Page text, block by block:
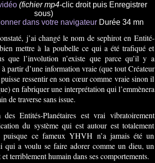
(fichier mp4-clic droit puis Enregistrer
sous)
dans votre navigateur Durée 34 mn
j’ai changé le nom de sephirot en Entité-
mettre à la poubelle ce qui a été trafiqué et
que l’involution n’existe que parce qu’il y a
partir d’une information vraie (que tout Créateur
ressentir en son cœur comme vraie sinon il
en fabriquer une interprétation qui l’emmènera
de traverse sans issue.
Entités-Planétaires est vrai vibratoirement
du système qui est autour est totalement
puisque ce fameux YHVH n’a jamais été un
qui a voulu se faire adorer comme un dieu, un
terriblement humain dans ses comportements.